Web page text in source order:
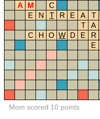
A
M
C
E
N T R E A T
T
A
C
H O W D E R
E
Mom scored 10 points